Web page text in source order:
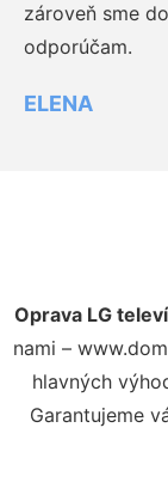
zároveň sme
odporúčam.
ELENA
Oprava LG
nami –
hlavných
Garantujeme